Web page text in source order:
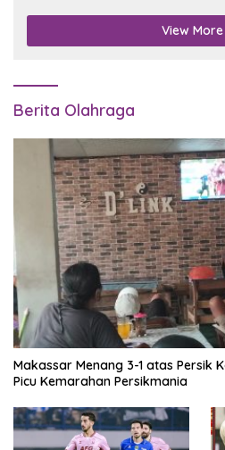
View More
Berita Olahraga
Makassar Menang 3-1 atas Persik
Picu Kemarahan Persikmania